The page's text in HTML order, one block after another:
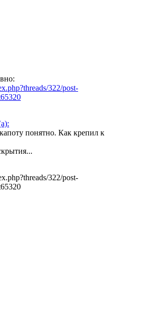
322/post-
понятно. Как крепил к
322/post-